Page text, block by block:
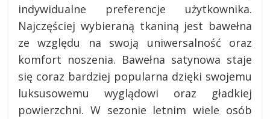
indywidualne preferencje użytkownika.
Najczęściej wybieraną tkaniną jest bawełna
ze względu na swoją uniwersalność oraz
komfort noszenia. Bawełna satynowa staje
się coraz bardziej popularna dzięki swojemu
luksusowemu wyglądowi oraz gładkiej
powierzchni. W sezonie letnim wiele osób